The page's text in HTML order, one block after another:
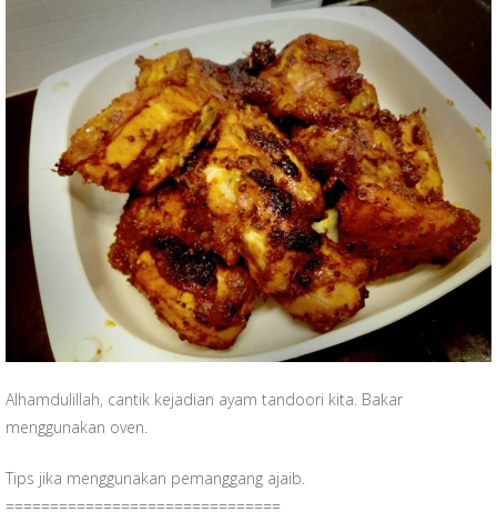
Alhamdulillah, cantik kejadian ayam tandoori kita. Bakar
menggunakan oven.
Tips jika menggunakan pemanggang ajaib.
===============================